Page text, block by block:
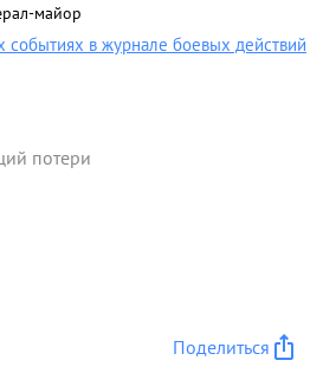
майор
событиях в журнале боевых действий
потери
Поделиться